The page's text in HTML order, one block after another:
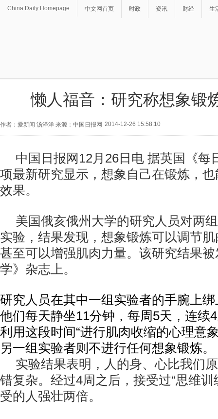
China Daily Homepage 中文网首页 时政 资讯 财经 生
懒人福音：研究称想象锻
作者：爱新闻 汤泽洋 来源：中国日报网 2014-12-26 15:58:10
中国日报网12月26日电 据英国《每
项最新研究显示，想象自己在锻炼，
效果。
美国俄亥俄州大学的研究人员对两
实验，结果发现，想象锻炼可以调节
甚至可以增强肌肉力量。该研究结果
学》杂志上。
研究人员在其中一组实验者的手腕上
他们每天静坐11分钟，每周5天，连续
利用这段时间“进行肌肉收缩的心理意
另一组实验者则不进行任何想象锻炼。
实验结果表明，人的身、心比我们
错复杂。经过4周之后，接受过“思维训
受的人强壮两倍。